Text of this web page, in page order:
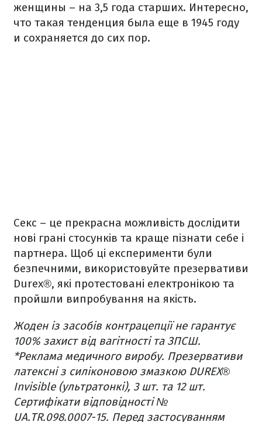
женщины – на 3,5 года старших. Интересно,
что такая тенденция была еще в 1945 году
и сохраняется до сих пор.
Секс – це прекрасна можливість дослідити
нові грані стосунків та краще пізнати себе і
партнера. Щоб ці експерименти були
безпечними, використовуйте презервативи
Durex®, які протестовані електронікою та
пройшли випробування на якість.
Жоден із засобів контрацепції не гарантує
100% захист від вагітності та ЗПСШ.
*Реклама медичного виробу. Презервативи
латексні з силіконовою змазкою DUREX®
Invisible (ультратонкі), 3 шт. та 12 шт.
Сертифікати відповідності №
UA.TR.098.0007-15. Перед застосуванням